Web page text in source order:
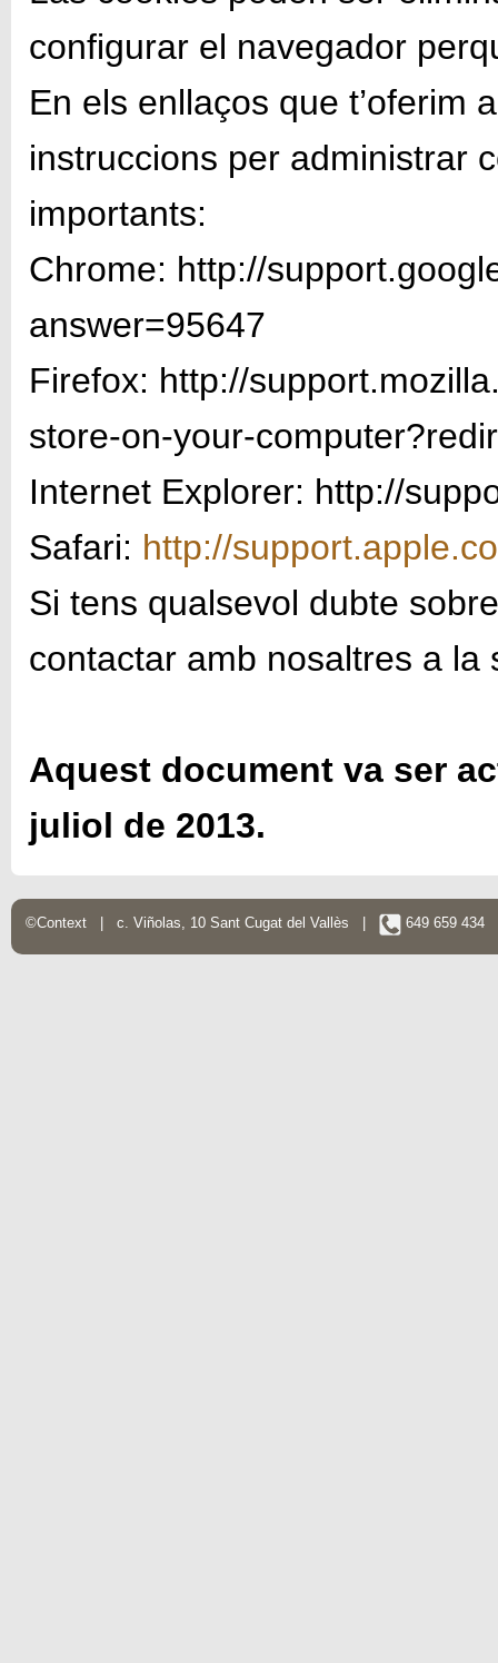
configurar el navegador
En els enllaços que t’oferim
instruccions per administrar
importants:
Chrome: http://
answer=95647
Firefox: http://
store-on-your-
Internet Explorer: http://
Safari: http://
Si tens qualsevol dubte
contactar amb nosaltres a
Aquest document va ser
juliol de 2013.
©Context | c. Viñolas, 10 Sant Cugat del Vallès | 649 659